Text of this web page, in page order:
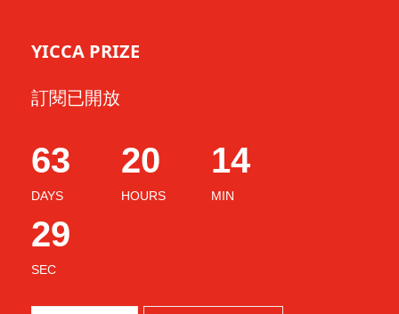
YICCA PRIZE
訂閱已開放
63
DAYS
20
HOURS
14
MIN
26
SEC